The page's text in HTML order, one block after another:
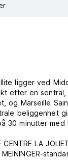
ligger ved
etter en
og Marseille
beliggenhet
30 minutter
CENTRE LA